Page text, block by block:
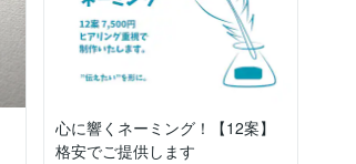
心に響くネーミング！【12案】
格安でご提供します